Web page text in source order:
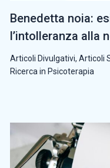
Benedetta noia:
l’intolleranza alla
Articoli Divulgativi, Articoli
Ricerca in Psicoterapia